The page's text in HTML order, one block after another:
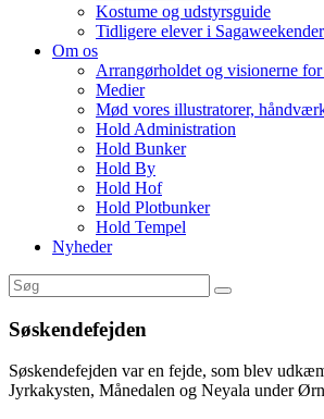
Kostume og udstyrsguide
Tidligere elever i Sagaweekender
Om os
Arrangørholdet og visionerne for
Medier
Mød vores illustratorer,
Hold Administration
Hold Bunker
Hold By
Hold Hof
Hold Plotbunker
Hold Tempel
Nyheder
Søskendefejden
Søskendefejden var en fejde, som blev
Jyrkakysten, Månedalen og Neyala under